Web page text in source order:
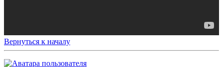
Вернуться к началу